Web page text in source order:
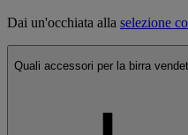
Dai un'occhiata alla selezione
Quali accessori per la birra